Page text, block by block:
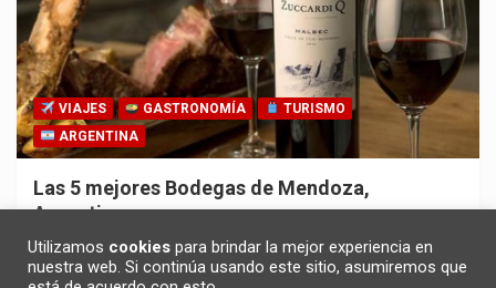
VIAJES GASTRONOMÍA
TURISMO
ARGENTINA
Las 5 mejores Bodegas de Mendoza,
Argentina
30/10/2025 Redacción
Utilizamos cookies para brindar la mejor experiencia en
nuestra web. Si continúa usando este sitio, asumiremos que